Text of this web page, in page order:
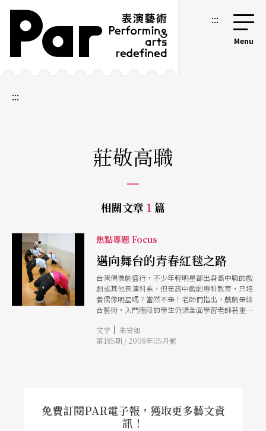
跳到主要內容區塊
網站導覽 :::
:::
莊敬高職
相關文章 1 篇
焦點專題 Focus
邁向舞台的青春紅毯之路
台灣偶像劇盛行，不少年輕明星都出身高中職的戲
劇或其他表演科系，但是高中戲劇專科教育，只培
養偶像明星嗎？當然不是！老師們指出，戲劇是綜
合藝術，入門階段的學生仍須全面學習老師著重於
念，開啟學生對戲劇的認識與熱忱後，讓學生選擇
各自有興趣、具專長的部分深入學習。所以當偶像
文字 | 朱安如
第185期 / 2008年05月號
免費訂閱PAR電子報，獲取更多藝文資
訊！